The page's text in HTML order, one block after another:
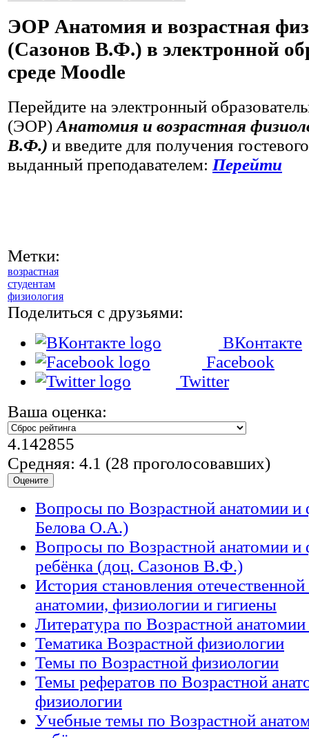
ЭОР Анатомия и возрастная
(Сазонов В.Ф.) в электронной
среде Moodle
Перейдите на электронный
(ЭОР) Анатомия и возрастная
В.Ф.) и введите для получения
выданный преподавателем: Перейти
Метки:
возрастная
студентам
физиология
Поделиться с друзьями:
ВКонтакте
Facebook
Twitter
Ваша оценка:
4.142855
Средняя: 4.1 (28 проголосовавших)
Вопросы по Возрастной анатомии и
Белова О.А.)
Вопросы по Возрастной анатомии и
ребёнка (доц. Сазонов В.Ф.)
История становления отечественной
анатомии, физиологии и гигиены
Литература по Возрастной
Тематика Возрастной физиологии
Темы по Возрастной физиологии
Темы рефератов по Возрастной
физиологии
Учебные темы по Возрастной